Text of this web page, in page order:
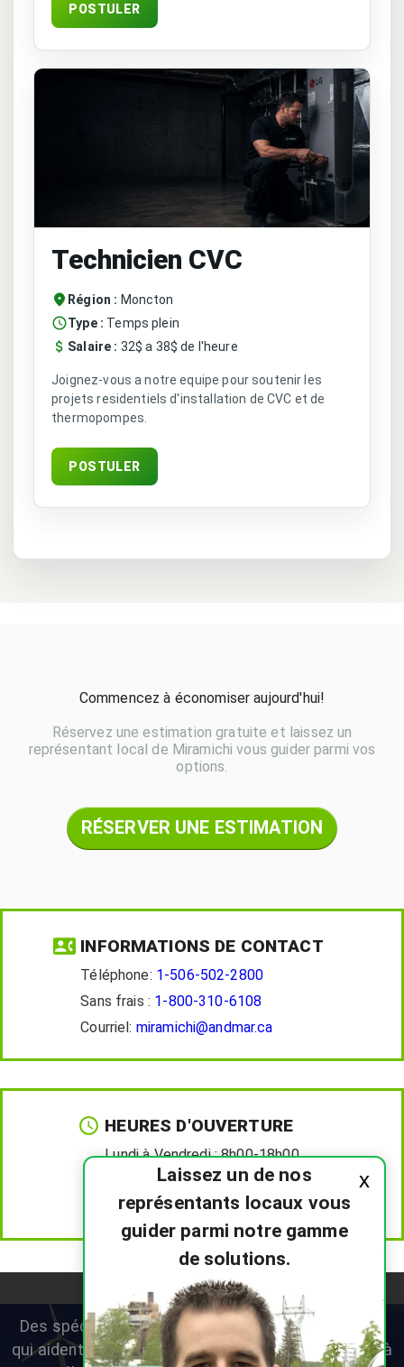
x
Laissez un de nos
représentants locaux vous
guider parmi notre gamme
de solutions.
POSTULER
Technicien CVC
Région : Moncton
Type : Temps plein
Salaire : 32$ a 38$ de l'heure
Joignez-vous a notre equipe pour soutenir les
projets residentiels d'installation de CVC et de
thermopompes.
POSTULER
Commencez à économiser aujourd'hui!
Réservez une estimation gratuite et laissez un
représentant local de Miramichi vous guider parmi vos
options.
RÉSERVER UNE ESTIMATION
INFORMATIONS DE CONTACT
Téléphone: 1-506-502-2800
Sans frais : 1-800-310-6108
Courriel: miramichi@andmar.ca
HEURES D'OUVERTURE
Lundi à Vendredi :8h00-18h00
Samedi :8h00-12h00
Dimanche :Fermé
Des spécialistes en thermopompes résidentielles
qui aident les propriétaires du Nouveau-Brunswick à